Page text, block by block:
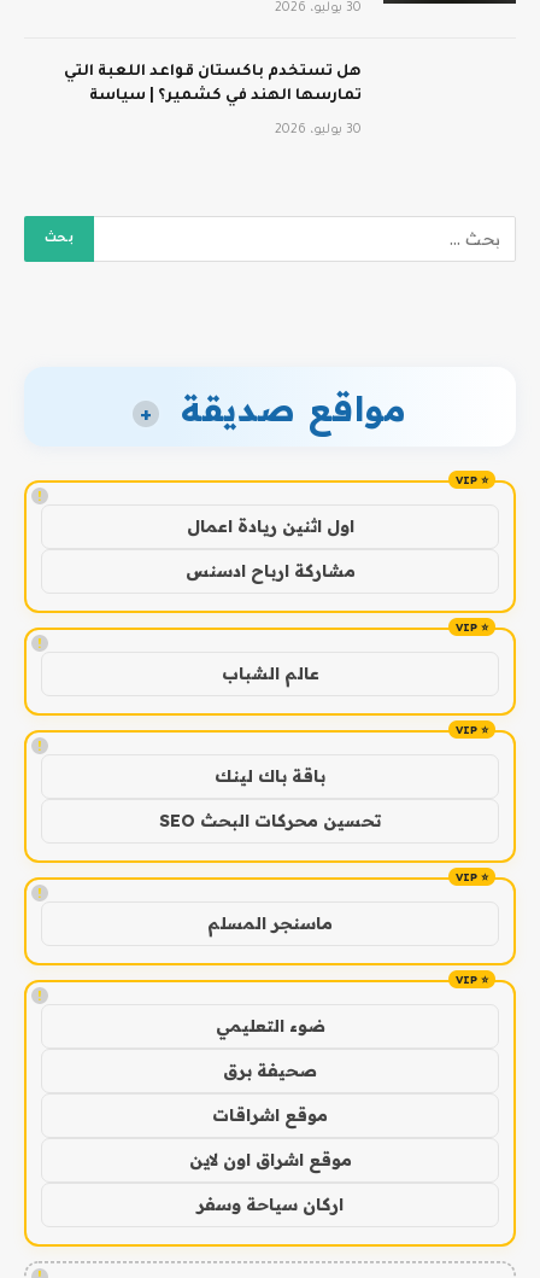
30 يوليو، 2026
هل تستخدم باكستان قواعد اللعبة التي
تمارسها الهند في كشمير؟ | سياسة
30 يوليو، 2026
مواقع صديقة +
!
اول اثنين ريادة اعمال
مشاركة ارباح ادسنس
!
عالم الشباب
!
باقة باك لينك
تحسين محركات البحث SEO
!
ماسنجر المسلم
!
ضوء التعليمي
صحيفة برق
موقع اشراقات
موقع اشراق اون لاين
اركان سياحة وسفر